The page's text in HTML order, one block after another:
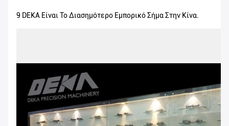
9 DEKA Είναι Το Διασημότερο Εμπορικό Σήμα Στην Κίνα.